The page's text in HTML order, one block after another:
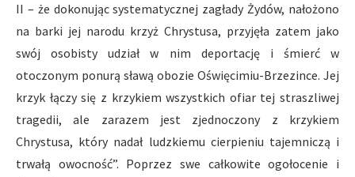
II – że dokonując systematycznej zagłady Żydów, nałożono
na barki jej narodu krzyż Chrystusa, przyjęła zatem jako
swój osobisty udział w nim deportację i śmierć w
otoczonym ponurą sławą obozie Oświęcimiu-Brzezince. Jej
krzyk łączy się z krzykiem wszystkich ofiar tej straszliwej
tragedii, ale zarazem jest zjednoczony z krzykiem
Chrystusa, który nadał ludzkiemu cierpieniu tajemniczą i
trwałą owocność”. Poprzez swe całkowite ogołocenie i